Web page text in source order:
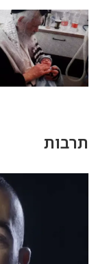
תרבות